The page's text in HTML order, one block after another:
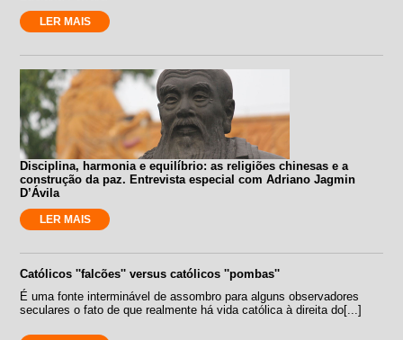
LER MAIS
Disciplina, harmonia e equilíbrio: as religiões chinesas e a
construção da paz. Entrevista especial com Adriano Jagmin
D’Ávila
LER MAIS
Católicos ''falcões'' versus católicos ''pombas''
É uma fonte interminável de assombro para alguns observadores
seculares o fato de que realmente há vida católica à direita do[...]